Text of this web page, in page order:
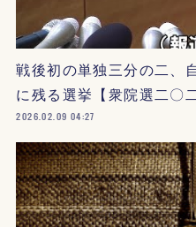
戦後初の単独三分の二、
に残る選挙【衆院選二〇
2026.02.09 04:27